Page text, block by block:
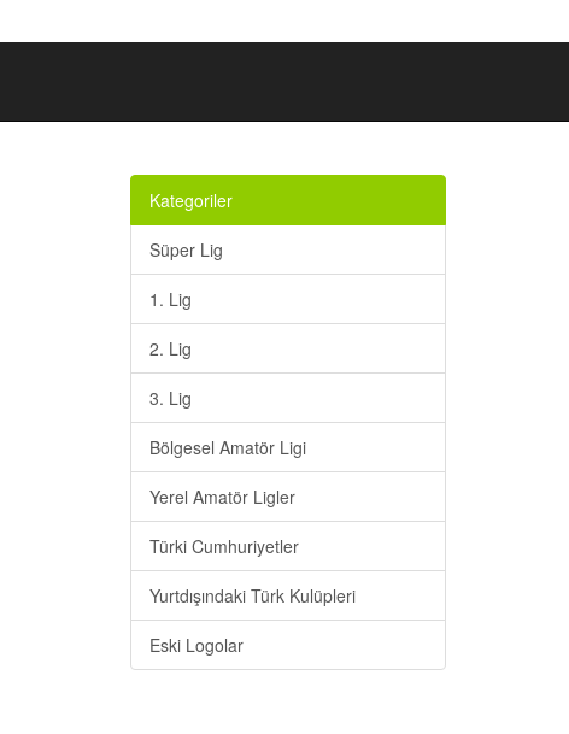
Kategoriler
Süper Lig
1. Lig
2. Lig
3. Lig
Bölgesel Amatör Ligi
Yerel Amatör Ligler
Türki Cumhuriyetler
Yurtdışındaki Türk Kulüpleri
Eski Logolar